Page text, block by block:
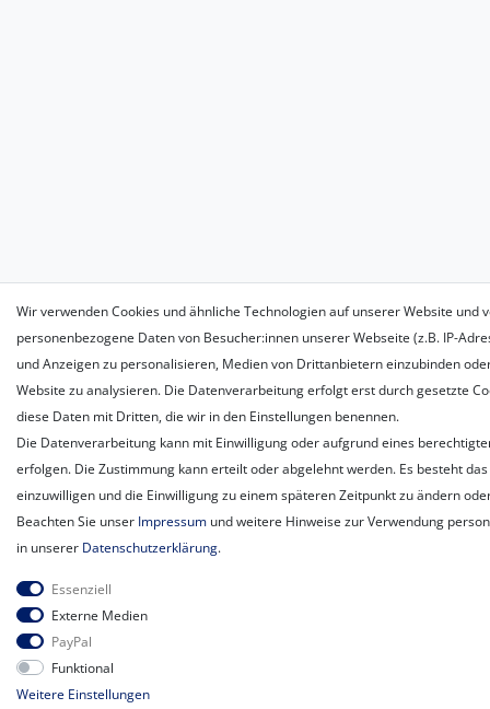
Wir verwenden Cookies und ähnliche Technologien auf unserer Website und
personenbezogene Daten von Besucher:innen unserer Webseite (z.B. IP-
und Anzeigen zu personalisieren, Medien von Drittanbietern einzubinden
Website zu analysieren. Die Datenverarbeitung erfolgt erst durch gesetzte
diese Daten mit Dritten, die wir in den Einstellungen benennen.
Die Datenverarbeitung kann mit Einwilligung oder aufgrund eines
erfolgen. Die Zustimmung kann erteilt oder abgelehnt werden. Es besteht das
einzuwilligen und die Einwilligung zu einem späteren Zeitpunkt zu ändern
Beachten Sie unser Impressum und weitere Hinweise zur Verwendung
in unserer Daten­schutz­erklärung.
Essenziell
Externe Medien
PayPal
Funktional
Weitere Einstellungen